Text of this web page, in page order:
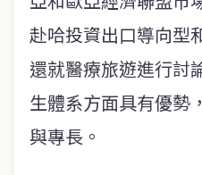
赴哈投資出口導向型
還就醫療旅遊進行討
生體系方面具有優勢
與專長。